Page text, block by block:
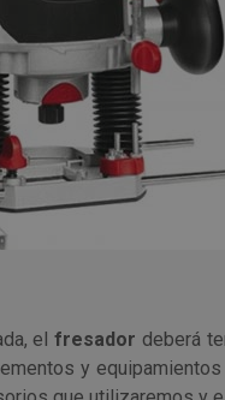
elfresador deberá
y